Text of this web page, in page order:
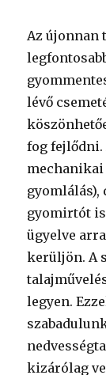
Az újonnan
lévő
fog fejlődni.
mechanikai
gyomlálás),
gyomirtót
ügyelve
kerüljön. A
legyen.
kizárólag